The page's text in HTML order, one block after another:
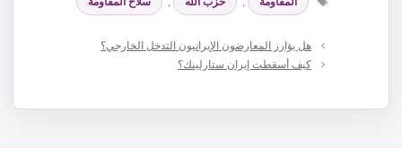
هل يؤارز المعارضون الإيرانيون التدخل الخارجي؟
كيف أسقطت إيران ستارلينك؟